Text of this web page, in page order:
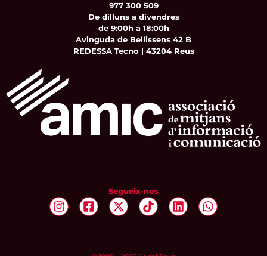
977 300 509
De dilluns a divendres
de 9:00h a 18:00h
Avinguda de Bellissens 42 B
REDESSA Tecno | 43204 Reus
Segueix-nos